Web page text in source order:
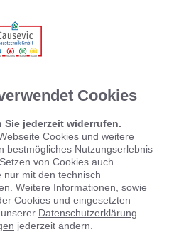
Cookies
jederzeit widerrufen.
Cookies und weitere
bestmögliches Nutzungserlebnis
von Cookies auch
mit den technisch
Weitere Informationen, sowie
Cookies und eingesetzten
Datenschutzerklärung
jederzeit ändern.